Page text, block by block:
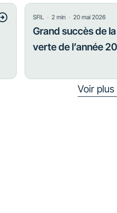
SFIL・ 2 min・ 20 mai 2026
Grand succès de
verte de l’année
Voir